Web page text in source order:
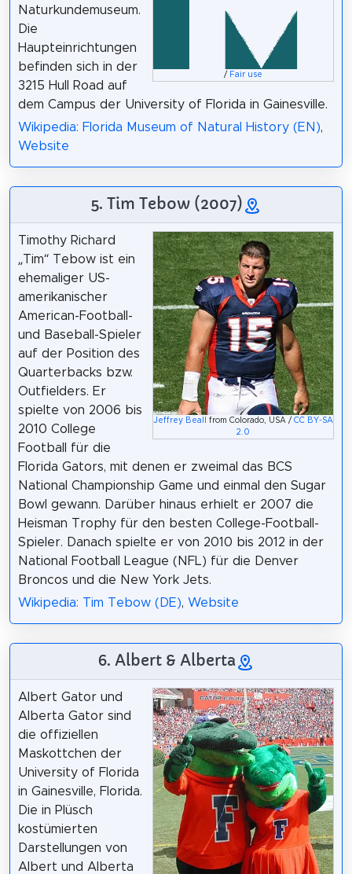
/ Fair use
Naturkundemuseum.
Die
Haupteinrichtungen
befinden sich in der
3215 Hull Road auf
dem Campus der University of Florida in Gainesville.
Wikipedia: Florida Museum of Natural History (EN),
Website
5. Tim Tebow (2007)
Jeffrey Beall from Colorado, USA /CC BY-SA
2.0
Timothy Richard
„Tim“ Tebow ist ein
ehemaliger US-
amerikanischer
American-Football-
und Baseball-Spieler
auf der Position des
Quarterbacks bzw.
Outfielders. Er
spielte von 2006 bis
2010 College
Football für die
Florida Gators, mit denen er zweimal das BCS
National Championship Game und einmal den Sugar
Bowl gewann. Darüber hinaus erhielt er 2007 die
Heisman Trophy für den besten College-Football-
Spieler. Danach spielte er von 2010 bis 2012 in der
National Football League (NFL) für die Denver
Broncos und die New York Jets.
Wikipedia: Tim Tebow (DE), Website
6. Albert & Alberta
Albert Gator und
Alberta Gator sind
die offiziellen
Maskottchen der
University of Florida
in Gainesville, Florida.
Die in Plüsch
kostümierten
Darstellungen von
Albert und Alberta